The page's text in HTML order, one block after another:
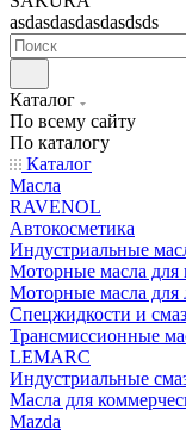
asdasdasdasdasdsds
Каталог
По всему сайту
По каталогу
Каталог
Масла
RAVENOL
Автокосметика
Индустриальные
Моторные масла для
Моторные масла для
Спецжидкости и
Трансмиссионные
LEMARC
Индустриальные
Масла для
Mazda